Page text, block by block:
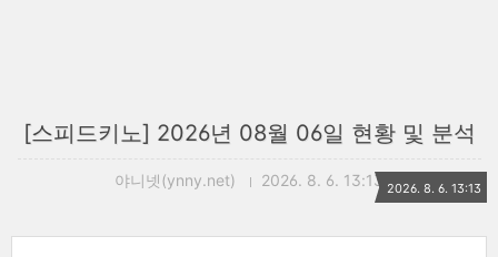
[스피드키노] 2026년 08월 06일 현황 및 분석
야니넷(ynny.net) 2026. 8. 6. 13:13 2026. 8. 6. 13:13